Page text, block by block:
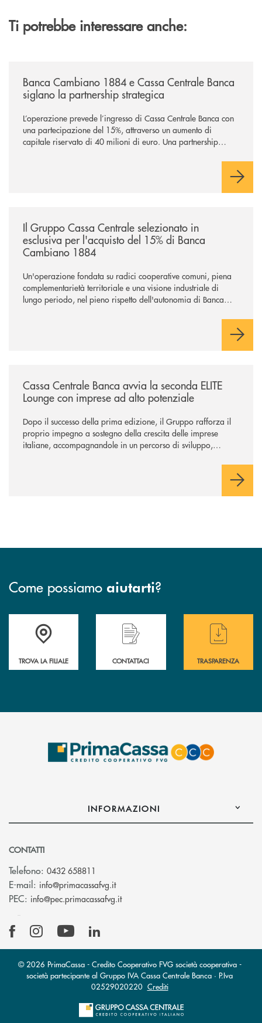
Ti potrebbe interessare anche:
Banca Cambiano 1884 e Cassa Centrale Banca
siglano la partnership strategica
L’operazione prevede l’ingresso di Cassa Centrale Banca con
una partecipazione del 15%, attraverso un aumento di
capitale riservato di 40 milioni di euro. Una partnership
comuni e sulla prossimità ai territori, per ampliare l’offerta e
Il Gruppo Cassa Centrale selezionato in
esclusiva per l'acquisto del 15% di Banca
Cambiano 1884
Un'operazione fondata su radici cooperative comuni, piena
complementarietà territoriale e una visione industriale di
lungo periodo, nel pieno rispetto dell'autonomia di Banca
negoziazione esclusiva per la finalizzazione dell’operazione.
Cassa Centrale Banca avvia la seconda ELITE
Lounge con imprese ad alto potenziale
Dopo il successo della prima edizione, il Gruppo rafforza il
proprio impegno a sostegno della crescita delle imprese
italiane, accompagnandole in un percorso di sviluppo,
Come possiamo aiutarti?
Accedi all' elenco completo delle filiali .
TROVA LA FILIALE
Hai bisogno di assistenza immediata?
CONTATTACI
Hai bisogno di
TRASPARENZA
INFORMAZIONI
CONTATTI
Telefono: 0432 658811
E-mail: info@primacassafvg.it(si apre l’app di posta elettronica)
PEC: info@pec.primacassafvg.it(si apre l’app di posta elettronica)
© 2026 PrimaCassa - Credito Cooperativo FVG società cooperativa -
società partecipante al Gruppo IVA Cassa Centrale Banca · P.Iva
02529020220 Crediti